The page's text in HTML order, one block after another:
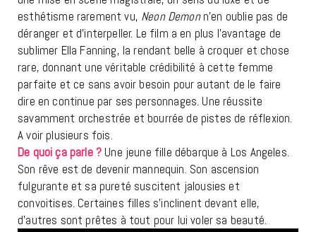
esthétisme rarement vu, Neon Demonn’en oublie pas de
déranger et d’interpeller. Le film a en plus l’avantage de
sublimer Ella Fanning, la rendant belle à croquer et chose
rare, donnant une véritable crédibilité à cette femme
parfaite et ce sans avoir besoin pour autant de le faire
dire en continue par ses personnages. Une réussite
savamment orchestrée et bourrée de pistes de réflexion.
A voir plusieurs fois.
De quoi ça parle ? Une jeune fille débarque à Los Angeles.
Son rêve est de devenir mannequin. Son ascension
fulgurante et sa pureté suscitent jalousies et
convoitises. Certaines filles s’inclinent devant elle,
d’autres sont prêtes à tout pour lui voler sa beauté.